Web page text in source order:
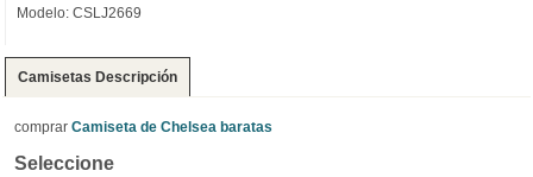
Modelo: CSLJ2669
Camisetas Descripción
comprar Camiseta de Chelsea baratas
Seleccione